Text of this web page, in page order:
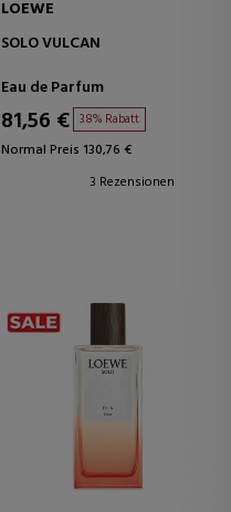
LOEWE
SOLO VULCAN
Eau de Parfum
81,56 € 38% Rabatt
Normal Preis 130,76 €
3 Rezensionen